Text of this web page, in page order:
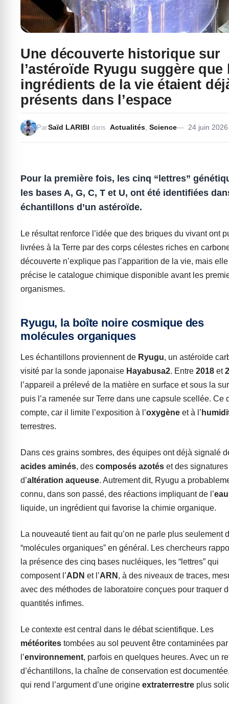
Une découverte historique sur
l’astéroïde Ryugu suggère que
ingrédients de la vie étaient
présents dans l’espace
24 juin 2026
ParSaïd LARIBI dans Actualités, Science
Pour la première fois, les cinq “lettres”
les bases A, G, C, T et U, ont été identifiées
échantillons d’un astéroïde.
Le résultat renforce l’idée que des briques du vivant ont
livrées à la Terre par des corps célestes riches en
découverte n’explique pas l’apparition de la vie, mais elle
précise le catalogue chimique disponible avant les
organismes.
Ryugu, la boîte noire cosmique des
molécules organiques
Les échantillons proviennent de Ryugu, un astéroïde
visité par la sonde japonaise Hayabusa2. Entre 2018 et
l’appareil a prélevé de la matière en surface et sous la
puis l’a ramenée sur Terre dans une capsule scellée. Ce
compte, car il limite l’exposition à l’oxygène et à l’
terrestres.
Dans ces grains sombres, des équipes ont déjà signalé
acides aminés, des composés azotés et des signatures
d’altération aqueuse. Autrement dit, Ryugu a
connu, dans son passé, des réactions impliquant de l’eau
liquide, un ingrédient qui favorise la chimie organique.
La nouveauté tient au fait qu’on ne parle plus seulement
“molécules organiques” en général. Les chercheurs
la présence des cinq bases nucléiques, les “lettres” qui
composent l’ADN et l’ARN , à des niveaux de traces,
avec des méthodes de laboratoire conçues pour traquer
quantités infimes.
Le contexte est central dans le débat scientifique. Les
météorites tombées au sol peuvent être contaminées par
l’environnement, parfois en quelques heures. Avec un
d’échantillons, la chaîne de conservation est
qui rend l’argument d’une origine extraterrestre plus